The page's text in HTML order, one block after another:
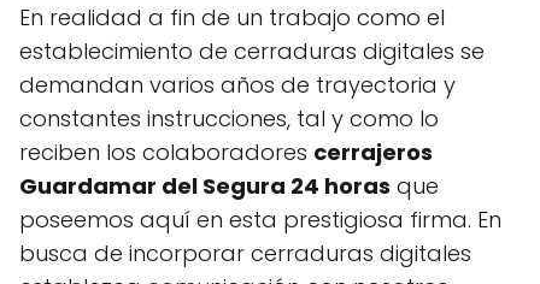
En realidad a fin de un trabajo como el
establecimiento de cerraduras digitales se
demandan varios años de trayectoria y
constantes instrucciones, tal y como lo
reciben los colaboradores cerrajeros
Guardamar del Segura 24 horas que
poseemos aquí en esta prestigiosa firma. En
busca de incorporar cerraduras digitales